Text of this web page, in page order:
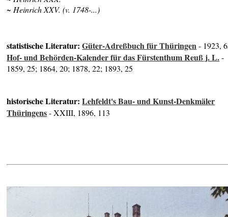
~ Heinrich XXV. (v. 1748-...)
statistische Literatur:Güter-Adreßbuch für Thüringen- 1923,
Hof- und Behörden-Kalender für das Fürstenthum Reuß j. L.-
1859, 25; 1864, 20; 1878, 22; 1893, 25
historische Literatur:Lehfeldt's Bau- und Kunst-Denkmäler
Thüringens- XXIII, 1896, 113